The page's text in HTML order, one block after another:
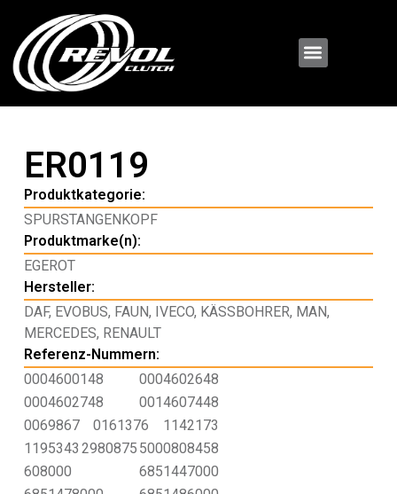
ER0119
Produktkategorie:
SPURSTANGENKOPF
Produktmarke(n):
EGEROT
Hersteller:
DAF, EVOBUS, FAUN, IVECO, KÄSSBOHRER, MAN,
MERCEDES, RENAULT
Referenz-Nummern:
0004600148
0004602648
0004602748
0014607448
0069867
0161376
1142173
1195343 2980875 5000808458
608000
6851447000